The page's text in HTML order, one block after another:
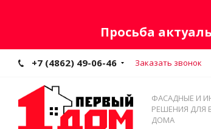
Просьба
+7 (4862) 49-06-46 Заказать звонок
ФАСАДНЫЕ И
РЕШЕНИЯ ДЛЯ
ДОМА